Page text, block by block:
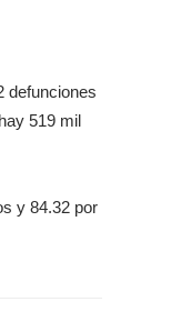
defunciones
519 mil
y 84.32 por